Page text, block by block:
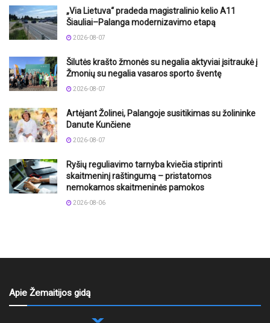
„Via Lietuva“ pradeda magistralinio kelio A11
Šiauliai–Palanga modernizavimo etapą
2026-08-07
Šilutės krašto žmonės su negalia aktyviai įsitraukė į
Žmonių su negalia vasaros sporto šventę
2026-08-07
Artėjant Žolinei, Palangoje susitikimas su žolininke
Danute Kunčiene
2026-08-07
Ryšių reguliavimo tarnyba kviečia stiprinti
skaitmeninį raštingumą – pristatomos
nemokamos skaitmeninės pamokos
2026-08-06
Apie Žemaitijos gidą